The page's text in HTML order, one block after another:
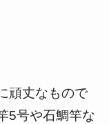
頑丈なもので
5号や石鯛竿な